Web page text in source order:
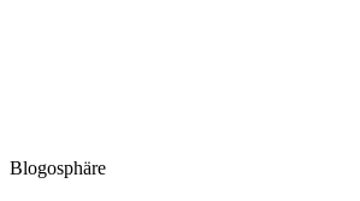
Blogosphäre